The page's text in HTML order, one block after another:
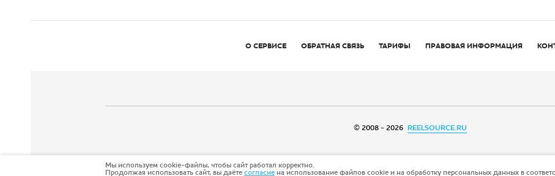
О СЕРВИСЕ ОБРАТНАЯ СВЯЗЬ ТАРИФЫ ПРАВОВАЯ ИНФОРМАЦИЯ
© 2008 - 2026 REELSOURCE.RU
Мы используем cookie-файлы, чтобы сайт работал корректно.
Продолжая использовать сайт, вы даётесогласиена использование файлов cookie и на обработку персональных данных в